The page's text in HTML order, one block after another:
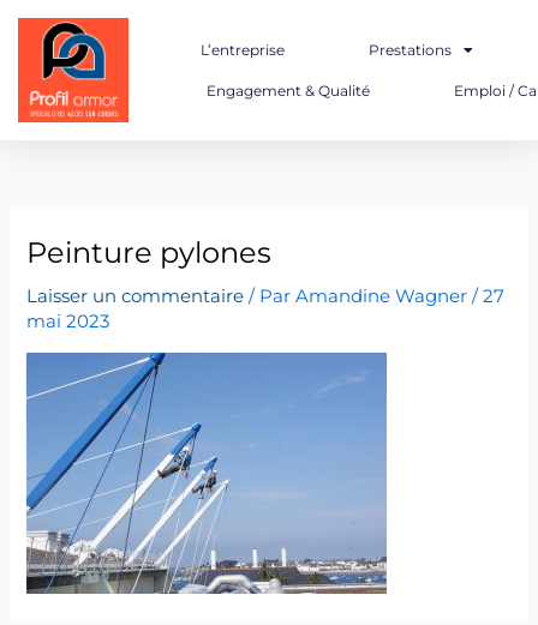
Aller
contenu
L’entreprise Prestations
Engagement & Qualité Emploi /
Peinture pylones
Laisser un commentaire / ParAmandine Wagner/27
mai 2023